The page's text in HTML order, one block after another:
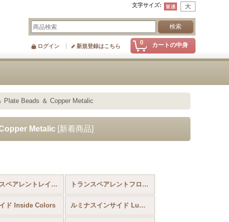
文字サイズ:
0 カートの中身
ログイン 新規登録はこちら
Plate Beads ＆ Copper Metalic
Metalic [新着商品]
トランスペアレントレインボー Transparent Rainbow トランスペアレントフロスト Frosted Colors
ド Inside Colors ルミナスインサイド Luminous Inside Colors